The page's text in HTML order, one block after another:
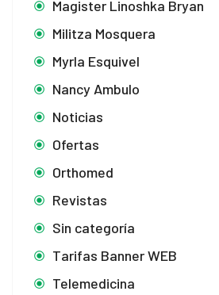
Magister Linoshka Bryan
Militza Mosquera
Myrla Esquivel
Nancy Ambulo
Noticias
Ofertas
Orthomed
Revistas
Sin categoría
Tarifas Banner WEB
Telemedicina